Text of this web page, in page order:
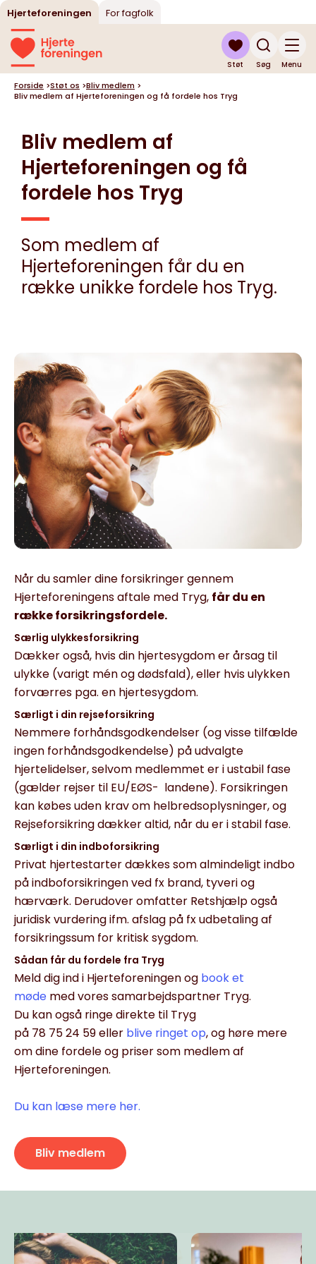
Hjerteforeningen For fagfolk
Søg
Støt Menu
Forside >Støt os >Bliv medlem >
Bliv medlem af Hjerteforeningen og få fordele hos Tryg
Bliv medlem af
Hjerteforeningen og få
fordele hos Tryg
Som medlem af
Hjerteforeningen får du en
række unikke fordele hos Tryg.
Når du samler dine forsikringer gennem
Hjerteforeningens aftale med Tryg, får du en
række forsikringsfordele.
Særlig ulykkesforsikring
Dækker også, hvis din hjertesygdom er årsag til
ulykke (varigt mén og dødsfald), eller hvis ulykken
forværres pga. en hjertesygdom.
Særligt i din rejseforsikring
Nemmere forhåndsgodkendelser (og visse tilfælde
ingen forhåndsgodkendelse) på udvalgte
hjertelidelser, selvom medlemmet er i ustabil fase
(gælder rejser til EU/EØS- landene). Forsikringen
kan købes uden krav om helbredsoplysninger, og
Rejseforsikring dækker altid, når du er i stabil fase.
Særligt i din indboforsikring
Privat hjertestarter dækkes som almindeligt indbo
på indboforsikringen ved fx brand, tyveri og
hærværk. Derudover omfatter Retshjælp også
juridisk vurdering ifm. afslag på fx udbetaling af
forsikringssum for kritisk sygdom.
Sådan får du fordele fra Tryg
Meld dig ind i Hjerteforeningen og book et
møde med vores samarbejdspartner Tryg.
Du kan også ringe direkte til Tryg
på 78 75 24 59 eller blive ringet op, og høre mere
om dine fordele og priser som medlem af
Hjerteforeningen.
Du kan læse mere her.
Bliv medlem